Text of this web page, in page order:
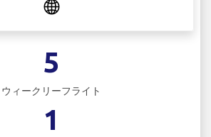
5
ウィークリーフライト
1